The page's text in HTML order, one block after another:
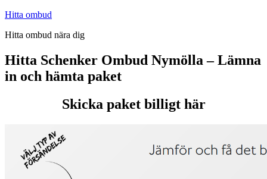
Hoppa
innehåll
Hitta ombud
Hitta ombud nära dig
Hitta Schenker Ombud Nymölla – Lämna
in och hämta paket
Skicka paket billigt här